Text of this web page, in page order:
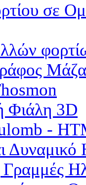
σε
Φιάλη 3D
-
Γραμμές